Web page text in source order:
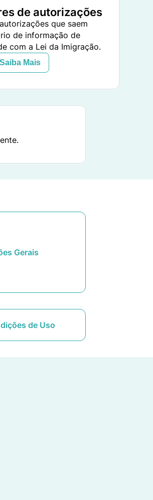
de autorizações
que saem
de informação de
com a Lei da Imigração.
Saiba Mais
Gerais
de Uso